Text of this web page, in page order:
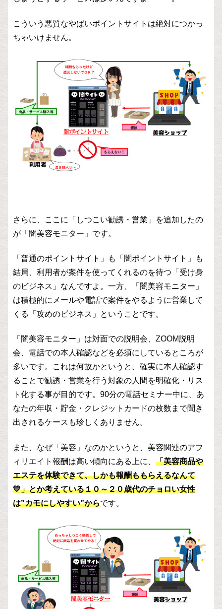
こういう悪質なやばいポイントサイトは絶対につかっ
ちゃいけません。
さらに、ここに「しつこい勧誘・営業」を追加したの
が「闇美容モニター」です。
「普通のポイントサイト」も「闇ポイントサイト」も
結局、利用者が案件を使ってくれるのを待つ「受け身
のビジネス」なんですよ。一方、「闇美容モニター」
は積極的にメールや電話で案件をやるように営業して
くる「攻めのビジネス」ということです。
「闇美容モニター」は対面での説明会、ZOOM説明
会、電話での本人確認などを必須にしているところが
多いです。これは何故かというと、確実に本人確認す
ることで勧誘・営業を行う対象の人間を明確化・リス
ト化する事が目的です。90分の電話セミナー中に、あ
なたの年収・貯金・クレジットカードの枚数まで聞き
出されるケースも珍しくありません。
また、なぜ「美容」なのかというと、美容関連のアフ
ィリエイト報酬は高い傾向にある上に、 「美容商品や
エステを体験できて、しかも報酬ももらえるなんて
💛」とか考えている１０～２０歳代のチョロい女性
は”カモにしやすい”からです。